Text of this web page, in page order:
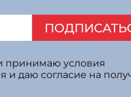
принимаю условия
и даю согласие на